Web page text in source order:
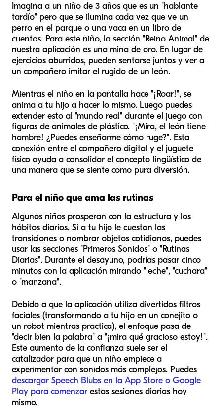
Imagina a un niño de 3 años que es un "hablante
tardío" pero que se ilumina cada vez que ve un
perro en el parque o una vaca en un libro de
cuentos. Para este niño, la sección "Reino Animal" de
nuestra aplicación es una mina de oro. En lugar de
ejercicios aburridos, pueden sentarse juntos y ver a
un compañero imitar el rugido de un león.
Mientras el niño en la pantalla hace "¡Roar!", se
anima a tu hijo a hacer lo mismo. Luego puedes
extender esto al "mundo real" durante el juego con
figuras de animales de plástico. "¡Mira, el león tiene
hambre! ¿Puedes enseñarme cómo ruge?". Esta
conexión entre el compañero digital y el juguete
físico ayuda a consolidar el concepto lingüístico de
una manera que se siente como pura diversión.
Para el niño que ama las rutinas
Algunos niños prosperan con la estructura y los
hábitos diarios. Si a tu hijo le cuestan las
transiciones o nombrar objetos cotidianos, puedes
usar las secciones "Primeros Sonidos" o "Rutinas
Diarias". Durante el desayuno, podrías pasar cinco
minutos con la aplicación mirando "leche", "cuchara"
o "manzana".
Debido a que la aplicación utiliza divertidos filtros
faciales (transformando a tu hijo en un conejito o
un robot mientras practica), el enfoque pasa de
"decir bien la palabra" a "¡mira qué gracioso estoy!".
Este aumento de la confianza suele ser el
catalizador para que un niño empiece a
experimentar con sonidos más complejos. Puedes
descargar Speech Blubs en la App Store o Google
Play para comenzar estas sesiones diarias hoy
mismo.